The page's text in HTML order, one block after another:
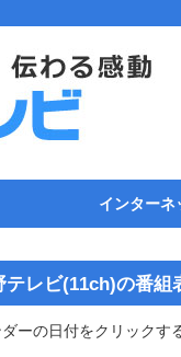
インターネ
テレビ(11ch)の番組
ーの日付をクリックす